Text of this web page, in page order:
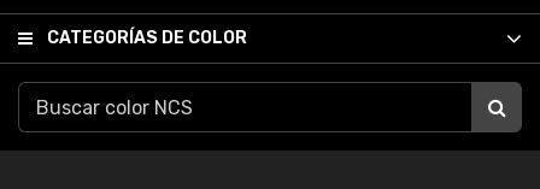
CATEGORÍAS DE COLOR